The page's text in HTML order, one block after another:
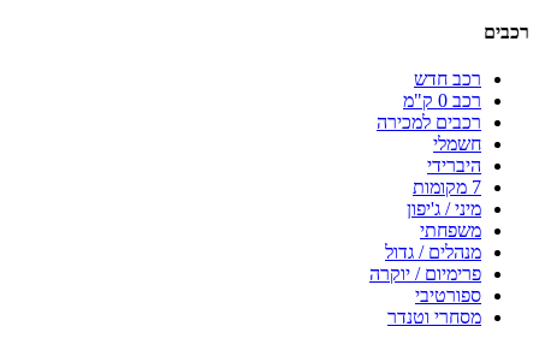
רכבים
רכב חדש
רכב 0 ק"מ
רכבים למכירה
חשמלי
היברידי
7 מקומות
מיני / ג'יפון
משפחתי
מנהלים / גדול
פרימיום / יוקרה
ספורטיבי
מסחרי וטנדר